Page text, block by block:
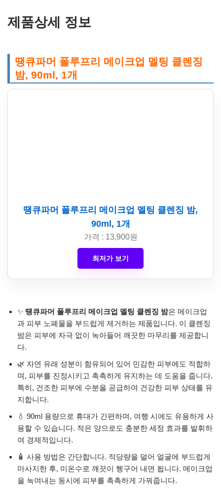
제품상세 정보
땡큐파머 폴루프리 메이크업 멜팅 클렌징
밤, 90ml, 1개
땡큐파머 폴루프리 메이크업 멜팅 클렌징 밤,
90ml, 1개
가격 : 13,900원
최저가 보기
✨ 땡큐파머 폴루프리 메이크업 멜팅 클렌징 밤은 메이크업
과 피부 노폐물을 부드럽게 제거하는 제품입니다. 이 클렌징
밤은 피부에 자극 없이 녹아들어 깨끗한 마무리를 제공합니
다.
🌿 자연 유래 성분이 함유되어 있어 민감한 피부에도 적합하
며, 피부를 진정시키고 촉촉하게 유지하는 데 도움을 줍니다.
특히, 건조한 피부에 수분을 공급하여 건강한 피부 상태를 유
지합니다.
💧 90ml 용량으로 휴대가 간편하며, 여행 시에도 유용하게 사
용할 수 있습니다. 적은 양으로도 충분한 세정 효과를 발휘하
여 경제적입니다.
🧴 사용 방법은 간단합니다. 적당량을 덜어 얼굴에 부드럽게
마사지한 후, 미온수로 깨끗이 헹구어 내면 됩니다. 메이크업
을 녹여내는 동시에 피부를 촉촉하게 가꿔줍니다.